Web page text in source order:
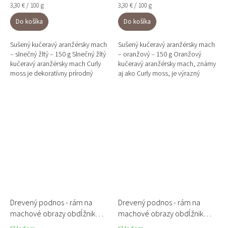
Jednotková
cena:
3,30 € / 100 g
Do košíka
Sušený kučeravý aranžérsky mach
– slnečný žltý – 150 g Slnečný žltý
kučeravý aranžérsky mach Curly
moss je dekoratívny prírodný
Jednotková
cena:
3,30 € / 100 g
Do košíka
Sušený kučeravý aranžérsky mach
– oranžový – 150 g Oranžový
kučeravý aranžérsky mach, známy
aj ako Curly moss, je výrazný
Drevený podnos - rám na
machové obrazy obdĺžnik
50x17cm
Drevený podnos - rám na
machové obrazy obdĺžnik
34x20cm